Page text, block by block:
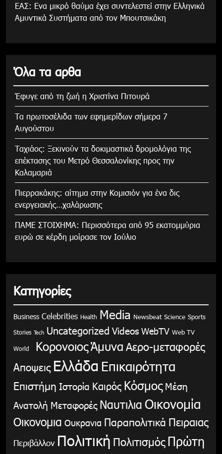
ΕΑΣ: Ενα μικρό θαύμα έχει συντελεστεί στην Ελληνικά
Αμυντικά Συστήματα από τον Μπουτσικάκη
Όλα τα αρθα
Έφυγε από τη ζωή η Χριστίνα Πιτουρά
Τα πρωτοσέλιδα των εφημερίδων σήμερα 7
Αυγούστου
Tαχιάος: Ξεκινούν τα δοκιμαστικά δρομολόγια της
επέκτασης του Μετρό Θεσσαλονίκης προς την
Καλαμαριά
Πιερρακάκης: αίτημα στην Κομισιόν για ένα δις
ενεργειακής…χαλάρωσης
ΠΑΜΕ ΣΤΟΙΧΗΜΑ: Περισσότερα από 95 εκατομμύρια
ευρώ σε κέρδη μοίρασε τον Ιούλιο
Κατηγορίες
Business Celebrities Health Media Newsbeat Science Sports
Stories Tech Uncategorized Videos WebTV Web TV
World ΚορονοιοςΆμυνα Αερο-μεταφορές
Αποψεις Ελλάδα Επικαιρότητα
Επιστήμη Ιστορία Καιρός Κόσμος Μέση
Ανατολή Μεταφορές Ναυτιλια Οικονομία
Οικονομια Ουκρανια Παραπολιτικά Πειραιας
Περιβάλλον Πολιτική Πολιτισμός Πρώτη